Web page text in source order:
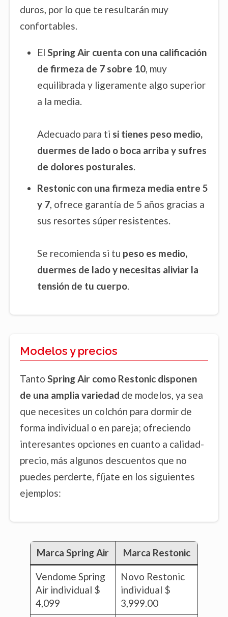
duros, por lo que te resultarán muy
confortables.
El Spring Air cuenta con una calificación
de firmeza de 7 sobre 10, muy
equilibrada y ligeramente algo superior
a la media.
Adecuado para ti si tienes peso medio,
duermes de lado o boca arriba y sufres
de dolores posturales.
Restonic con una firmeza media entre 5
y 7 , ofrece garantía de 5 años gracias a
sus resortes súper resistentes.
Se recomienda si tu peso es medio,
duermes de lado y necesitas aliviar la
tensión de tu cuerpo
Modelos y precios
Tanto Spring Air como Restonic disponen
de una amplia variedad de modelos, ya sea
que necesites un colchón para dormir de
forma individual o en pareja; ofreciendo
interesantes opciones en cuanto a calidad-
precio, más algunos descuentos que no
puedes perderte, fíjate en los siguientes
ejemplos:
Marca Spring Air Marca Restonic
Vendome Spring
Air individual $
4,099
Novo Restonic
individual $
3,999.00